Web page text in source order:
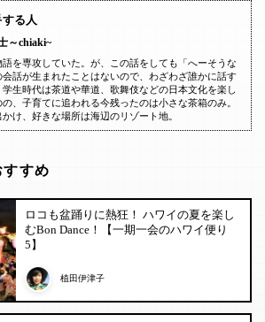
る人
～chiaki~
を専攻していた。が、この話をしても「へーそうな
会話が生まれたことはないので、わざわざ誰かに話す
学生時代は茶道や華道、歌舞伎などの日本文化を楽し
、子育てに追われる今残ったのは小さな茶箱のみ。
け、好きな場所は海辺のリゾート地。
すめ
ロコも盆踊りに熱狂！ ハワイの夏を楽し
むBon Dance！【一期一会のハワイ便り
5】
植田伊津子